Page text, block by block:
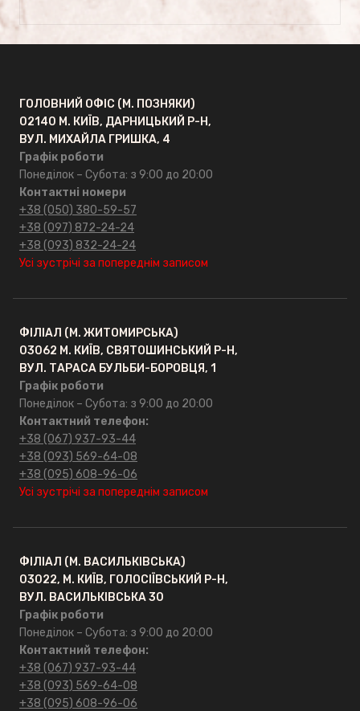
Про компанію
Відгуки
FAQ
ОПТ
ГОЛОВНИЙ ОФІС (М. ПОЗНЯКИ)
02140 М. КИЇВ, ДАРНИЦЬКИЙ Р-Н,
ВУЛ. МИХАЙЛА ГРИШКА, 4
Графік роботи
Понеділок – Субота: з 9:00 до 20:00
Контактні номери
+38 (050) 380-59-57
+38 (097) 872-24-24
+38 (093) 832-24-24
Усі зустрічі за попереднім записом
ФІЛІАЛ (М. ЖИТОМИРСЬКА)
03062 М. КИЇВ, СВЯТОШИНСЬКИЙ Р-Н,
ВУЛ. ТАРАСА БУЛЬБИ-БОРОВЦЯ, 1
Графік роботи
Понеділок – Субота: з 9:00 до 20:00
Контактний телефон:
+38 (067) 937-93-44
+38 (093) 569-64-08
+38 (095) 608-96-06
Усі зустрічі за попереднім записом
ФІЛІАЛ (М. ВАСИЛЬКІВСЬКА)
03022, М. КИЇВ, ГОЛОСІЇВСЬКИЙ Р-Н,
ВУЛ. ВАСИЛЬКІВСЬКА 30
Графік роботи
Понеділок – Субота: з 9:00 до 20:00
Контактний телефон:
+38 (067) 937-93-44
+38 (093) 569-64-08
+38 (095) 608-96-06